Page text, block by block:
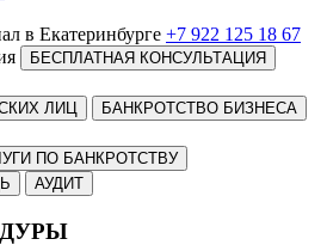
в Екатеринбурге +7 922 125 18 67
БЕСПЛАТНАЯ КОНСУЛЬТАЦИЯ
ЛИЦ
БАНКРОТСТВО БИЗНЕСА
ПО БАНКРОТСТВУ
АУДИТ